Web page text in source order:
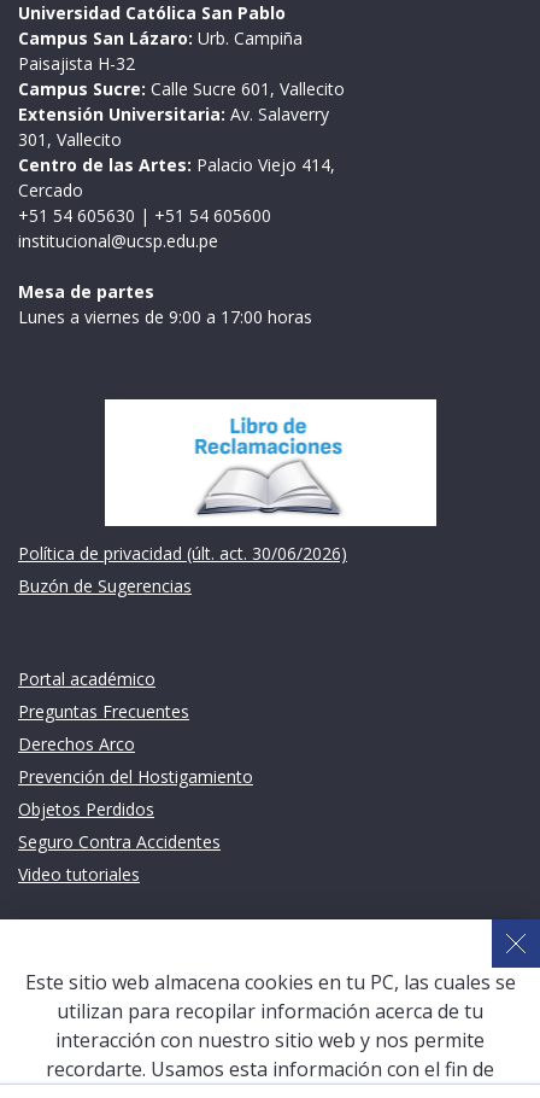
Universidad Católica San Pablo
Campus San Lázaro: Urb. Campiña
Paisajista H-32
Campus Sucre: Calle Sucre 601, Vallecito
Extensión Universitaria: Av. Salaverry
301, Vallecito
Centro de las Artes: Palacio Viejo 414,
Cercado
+51 54 605630 | +51 54 605600
institucional@ucsp.edu.pe
Mesa de partes
Lunes a viernes de 9:00 a 17:00 horas
Política de privacidad (últ. act. 30/06/2026)
Buzón de Sugerencias
Portal académico
Preguntas Frecuentes
Derechos Arco
Prevención del Hostigamiento
Objetos Perdidos
Seguro Contra Accidentes
Video tutoriales
Sistema de Gestión Académica (SGA)
Defensoría Universitaria
Terceros vinculados
Este sitio web almacena cookies en tu PC, las cuales se
utilizan para recopilar información acerca de tu
interacción con nuestro sitio web y nos permite
recordarte. Usamos esta información con el fin de